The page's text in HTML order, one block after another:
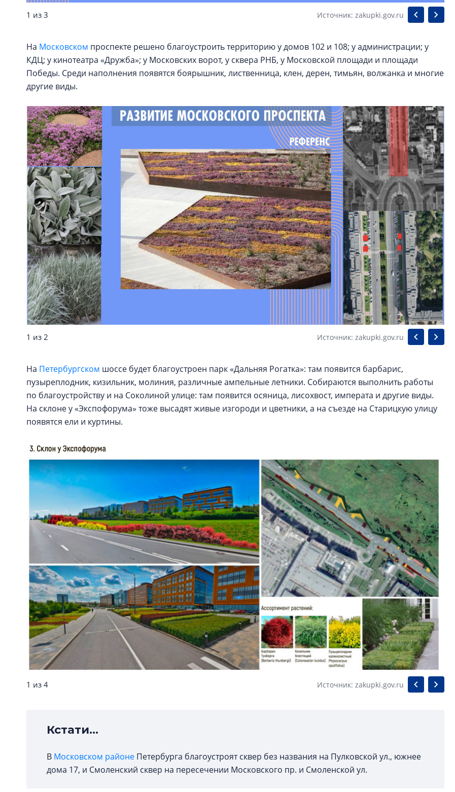
1 из 3 Источник: zakupki.gov.ru
На Московском проспекте решено благоустроить территорию у домов 102 и 108; у администрации; у
КДЦ; у кинотеатра «Дружба»; у Московских ворот, у сквера РНБ, у Московской площади и площади
Победы. Среди наполнения появятся боярышник, лиственница, клен, дерен, тимьян, волжанка и многие
другие виды.
1 из 2 Источник: zakupki.gov.ru
На Петербургском шоссе будет благоустроен парк «Дальняя Рогатка»: там появится барбарис,
пузыреплодник, кизильник, молиния, различные ампельные летники. Собираются выполнить работы
по благоустройству и на Соколиной улице: там появится осяница, лисохвост, императа и другие виды.
На склоне у «Экспофорума» тоже высадят живые изгороди и цветники, а на съезде на Старицкую улицу
появятся ели и куртины.
1 из 4 Источник: zakupki.gov.ru
Кстати...
В Московском районе Петербурга благоустроят сквер без названия на Пулковской ул., южнее
дома 17, и Смоленский сквер на пересечении Московского пр. и Смоленской ул.